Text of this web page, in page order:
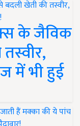
के जैविक
में भी हुई